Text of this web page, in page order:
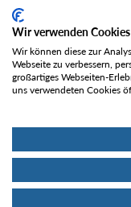
Social Media
Wir verwenden Cookies
Wir können diese zur
Webseite zu verbessern,
großartiges Webseiten-
uns verwendeten Cookies